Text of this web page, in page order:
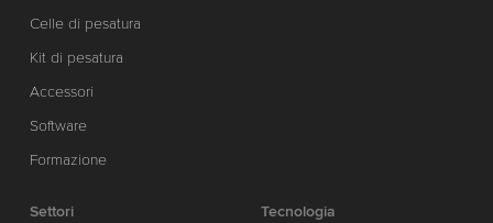
Celle di pesatura
Kit di pesatura
Accessori
Software
Formazione
Settori
Tecnologia